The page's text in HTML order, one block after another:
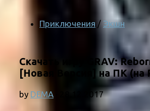
Приключения / Экшн
Скачать игру GRAV:
[Новая Версия] на ПК (на
by DEMA 28.12.2017